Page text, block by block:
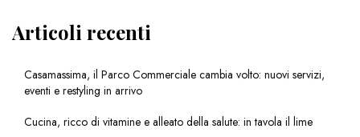
Articoli recenti
Casamassima, il Parco Commerciale cambia volto: nuovi servizi,
eventi e restyling in arrivo
Cucina, ricco di vitamine e alleato della salute: in tavola il lime